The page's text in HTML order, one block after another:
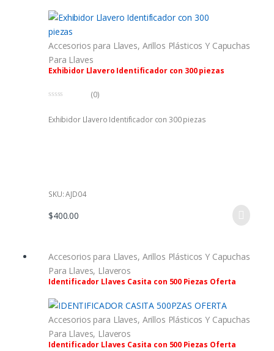
Accesorios para Llaves, Arillos Plásticos Y Capuchas
Para Llaves
Exhibidor Llavero Identificador con 300 piezas
u
(0)
Exhibidor Llavero Identificador con 300 piezas
SKU: AJD04
$400.00
Accesorios para Llaves, Arillos Plásticos Y Capuchas
Para Llaves, Llaveros
Identificador Llaves Casita con 500 Piezas Oferta
Accesorios para Llaves, Arillos Plásticos Y Capuchas
Para Llaves, Llaveros
Identificador Llaves Casita con 500 Piezas Oferta